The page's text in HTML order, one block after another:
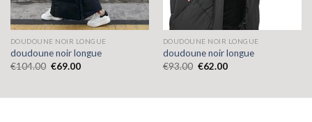
DOUDOUNE NOIR LONGUE
doudoune noir longue
€104.00 €69.00
DOUDOUNE NOIR LONGUE
doudoune noir longue
€93.00 €62.00